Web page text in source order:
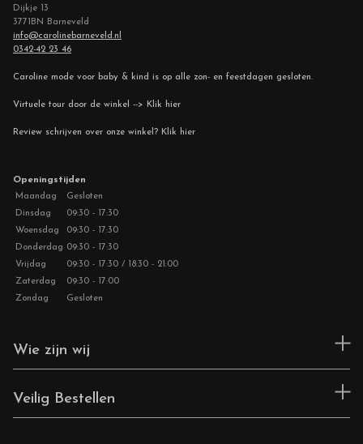
Dijkje 13
3771BN Barneveld
info@carolinebarneveld.nl
0342-42 23 46
Caroline mode voor baby & kind is op alle zon- en feestdagen gesloten.
Virtuele tour door de winkel --> Klik hier
Review schrijven over onze winkel? Klik hier
Openingstijden
Maandag
Gesloten
Dinsdag
09:30 - 17:30
Woensdag
09:30 - 17:30
Donderdag 09:30 - 17:30
Vrijdag
09:30 - 17:30 / 18:30 - 21:00
Zaterdag
09:30 - 17:00
Zondag
Gesloten
Wie zijn wij
Veilig Bestellen